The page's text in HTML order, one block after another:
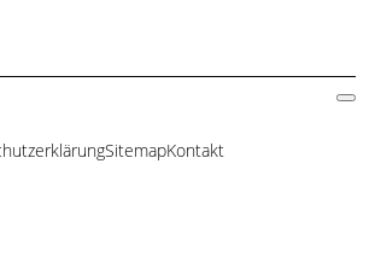
SitemapKontakt